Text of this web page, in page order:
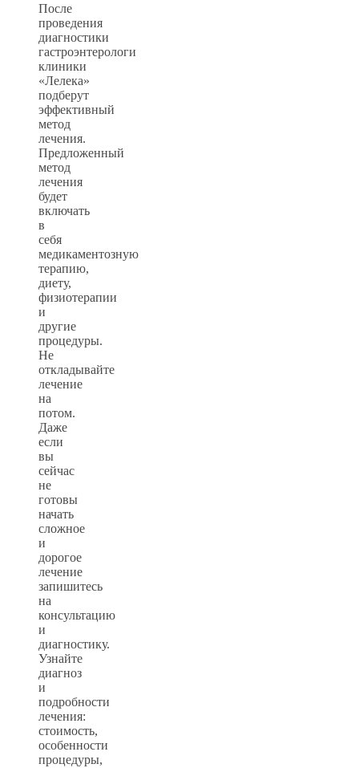
После
проведения
диагностики
гастроэнтерологи
клиники
«Лелека»
подберут
эффективный
метод
лечения.
Предложенный
метод
лечения
будет
включать
в
себя
медикаментозную
терапию,
диету,
физиотерапии
и
другие
процедуры.
Не
откладывайте
лечение
на
потом.
Даже
если
вы
сейчас
не
готовы
начать
сложное
и
дорогое
лечение
запишитесь
на
консультацию
и
диагностику.
Узнайте
диагноз
и
подробности
лечения:
стоимость,
особенности
процедуры,